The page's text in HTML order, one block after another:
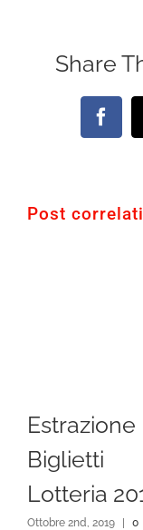
Share
Post correlati
Estrazione
Biglietti
Lotteria
Ottobre 2nd, 2019 |
0